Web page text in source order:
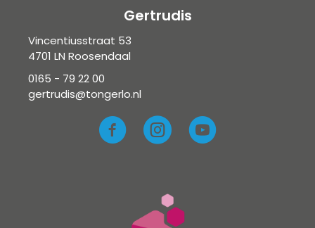
Gertrudis
Vincentiusstraat 53
4701 LN Roosendaal
0165 - 79 22 00
gertrudis@tongerlo.nl